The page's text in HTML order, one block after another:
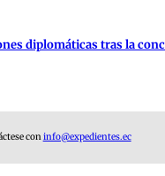
diplomáticas tras la
coninfo@expedientes.ec